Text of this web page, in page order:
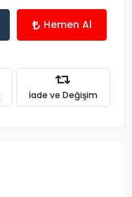
Hemen Al
İade ve Değişim